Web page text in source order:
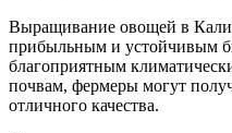
Выращивание овощей в
прибыльным и устойчивым
благоприятным
почвам, фермеры могут
отличного качества.